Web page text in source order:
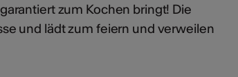
zum Kochen bringt! Die
und lädt zum feiern und verweilen